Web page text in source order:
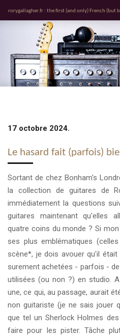
Passer
rorygallagher.fr : the first (and only) French (but
17 octobre 2024.
Le hasard fait (parfois)
Sortant de chez Bonham's
la collection de guitares de
immédiatement la questions
guitares maintenant qu'elles
quatre coins du monde ? Si
ses plus emblématiques
scène*, je dois avouer qu'il
surement achetées - parfois -
utilisées (ou non ?) en studio.
une, ce qui, au passage, aurait
non guitariste (je ne sais jouer
que tel un Sherlock Holmes
faire pour les pister. Tâche